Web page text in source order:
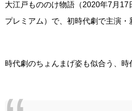
大江戸もののけ物語（2020年7月17
プレミアム）で、初時代劇で主演・
時代劇のちょんまげ姿も似合う、時